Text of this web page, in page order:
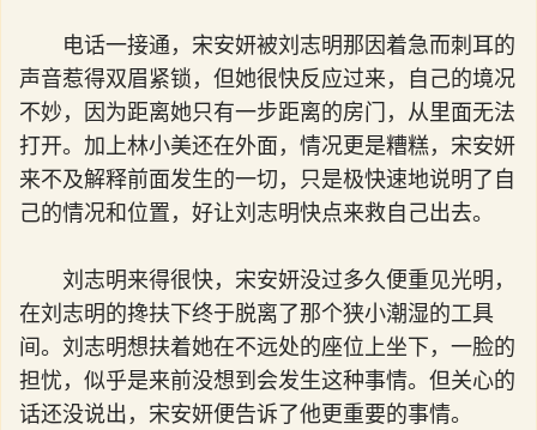
电话一接通，宋安妍被刘志明那因着急而刺耳的
声音惹得双眉紧锁，但她很快反应过来，自己的境况
不妙，因为距离她只有一步距离的房门，从里面无法
打开。加上林小美还在外面，情况更是糟糕，宋安妍
来不及解释前面发生的一切，只是极快速地说明了自
己的情况和位置，好让刘志明快点来救自己出去。
刘志明来得很快，宋安妍没过多久便重见光明，
在刘志明的搀扶下终于脱离了那个狭小潮湿的工具
间。刘志明想扶着她在不远处的座位上坐下，一脸的
担忧，似乎是来前没想到会发生这种事情。但关心的
话还没说出，宋安妍便告诉了他更重要的事情。